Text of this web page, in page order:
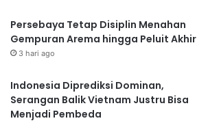
Persebaya Tetap Disiplin Menahan
Gempuran Arema hingga Peluit Akhir
3 hari ago
Indonesia Diprediksi Dominan,
Serangan Balik Vietnam Justru Bisa
Menjadi Pembeda